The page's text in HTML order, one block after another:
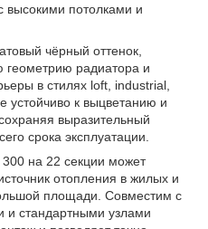
высокими потолками и
чёрный оттенок,
геометрию радиатора и
в стилях loft, industrial,
устойчиво к выцветанию и
выразительный
срока эксплуатации.
на 22 секции может
отопления в жилых и
площади. Совместим с
и стандартными узлами